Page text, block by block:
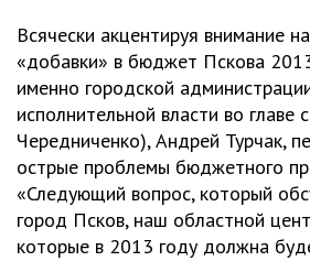
Всячески акцентируя внимание
«добавки» в бюджет Пскова
именно городской
исполнительной власти во главе
Чередниченко), Андрей Турчак,
острые проблемы бюджетного
«Следующий вопрос, который
город Псков, наш областной
которые в 2013 году должна